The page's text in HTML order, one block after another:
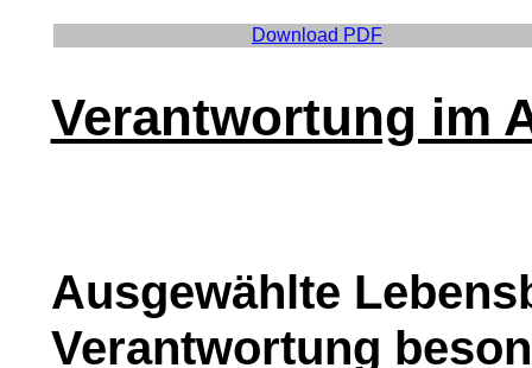
Download PDF
Verantwortung im
Ausgewählte
Verantwortung